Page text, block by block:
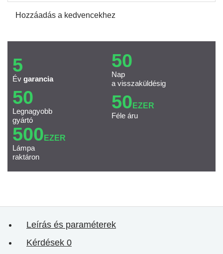
Hozzáadás a kedvencekhez
5
Év garancia
50
Nap
a visszaküldésig
50
Legnagyobb
gyártó
50 EZER
Féle áru
500 EZER
Lámpa
raktáron
Leírás és paraméterek
Kérdések 0